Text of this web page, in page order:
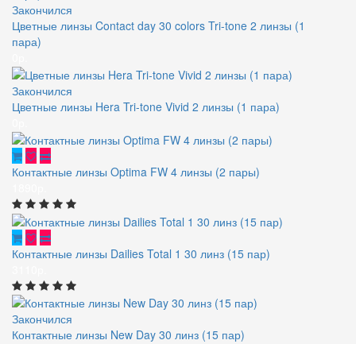
Закончился
Цветные линзы Contact day 30 colors Tri-tone 2 линзы (1
пара)
Закончился
Цветные линзы Hera Tri-tone Vivid 2 линзы (1 пара)
Контактные линзы Optima FW 4 линзы (2 пары)
Контактные линзы Dailies Total 1 30 линз (15 пар)
Закончился
Контактные линзы New Day 30 линз (15 пар)